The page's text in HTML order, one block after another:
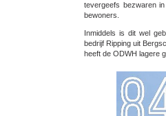
tevergeefs bezwaren
bewoners.
Inmiddels is dit wel
bedrijf Ripping uit
heeft de ODWH lagere